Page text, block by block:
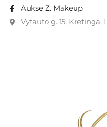
Aukse Z. Makeup
Vytauto g. 15, Kretinga,